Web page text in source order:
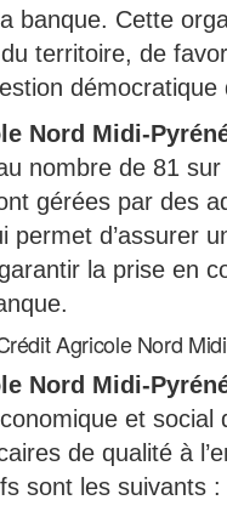
banque. Cette
territoire, de
démocratique
Nord Midi-
nombre de 81
gérées par des
permet d’assurer
la prise en
Agricole Nord
Nord Midi-
et
de qualité à
sont les suivants :